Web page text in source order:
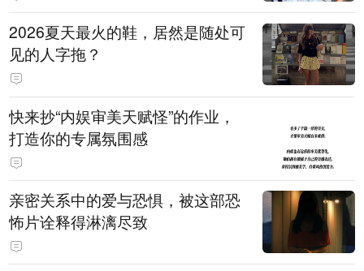
2026夏天最火的鞋，居然是随处可
见的人字拖？
快来抄“内娱审美天赋怪”的作业，
打造你的专属氛围感
亲密关系中的爱与恐惧，被这部恐
怖片诠释得淋漓尽致